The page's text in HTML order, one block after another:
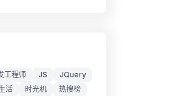
工程师 JS
JQuery
活 时光机
热搜榜